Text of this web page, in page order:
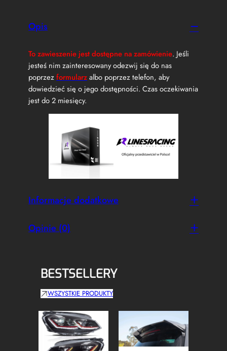
Opis
To zawieszenie jest dostępne na zamówienie. Jeśli
jesteś nim zainteresowany odezwij się do nas
poprzezformularzalbo poprzez telefon, aby
dowiedzieć się o jego dostępności. Czas oczekiwania
jest do 2 miesięcy.
Informacje dodatkowe
Opinie (0)
BESTSELLERY
WSZYSTKIE PRODUKTY